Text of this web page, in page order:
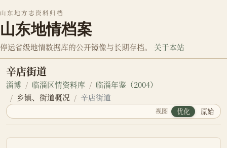
山东地方志资料归档
山东地情档案
停运省级地情数据库的公开镜像与长期存档。 关于本站
辛店街道
淄博 临淄区情资料库
临淄年鉴（2004）
乡镇、街道概况
辛店街道
视图 优化 原始